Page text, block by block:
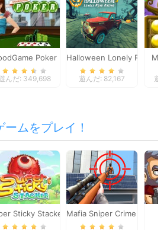
Poker
んだ: 349,698
Halloween Lonely Road
遊んだ: 82,167 遊
ムをプレイ！
Story
Sticky Stacker Mafia Sniper Crime